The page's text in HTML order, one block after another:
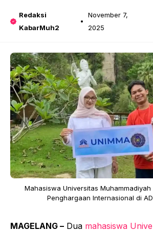
Redaksi
KabarMuh2
November 7,
2025
Mahasiswa Universitas
Penghargaan Internasional di
MAGELANG – Dua mahasiswa